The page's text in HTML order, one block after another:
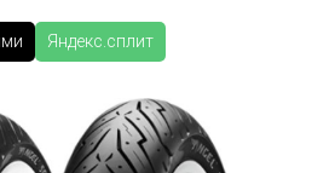
Яндекс.сплит